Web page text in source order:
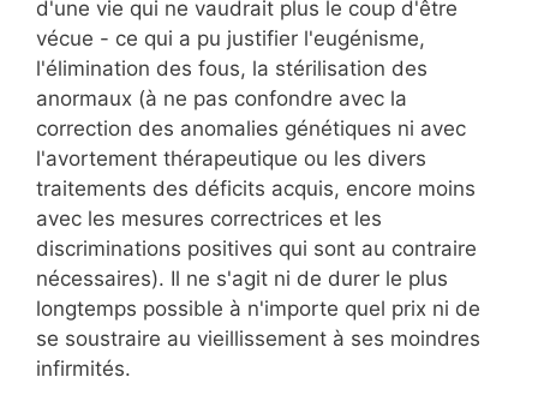
d'une vie qui ne vaudrait plus le coup d'être
vécue - ce qui a pu justifier l'eugénisme,
l'élimination des fous, la stérilisation des
anormaux (à ne pas confondre avec la
correction des anomalies génétiques ni avec
l'avortement thérapeutique ou les divers
traitements des déficits acquis, encore moins
avec les mesures correctrices et les
discriminations positives qui sont au contraire
nécessaires). Il ne s'agit ni de durer le plus
longtemps possible à n'importe quel prix ni de
se soustraire au vieillissement à ses moindres
infirmités.